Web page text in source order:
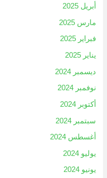
أبريل 2025
مارس 2025
فبراير 2025
يناير 2025
ديسمبر 2024
نوفمبر 2024
أكتوبر 2024
سبتمبر 2024
أغسطس 2024
يوليو 2024
يونيو 2024